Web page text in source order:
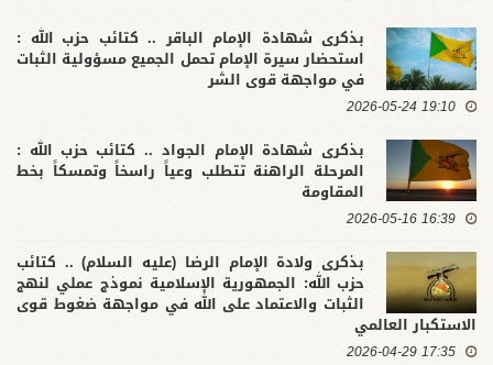
بذكرى شهادة الإمام الباقر .. كتائب حزب الله :
استحضار سيرة الإمام تحمل الجميع مسؤولية الثبات
في مواجهة قوى الشر
19:10 2026-05-24
بذكرى شهادة الإمام الجواد .. كتائب حزب الله :
المرحلة الراهنة تتطلب وعياً راسخاً وتمسكاً بخط
المقاومة
16:39 2026-05-16
بذكرى ولادة الإمام الرضا (عليه السلام) .. كتائب
حزب الله: الجمهورية الإسلامية نموذج عملي لنهج
الثبات والاعتماد على الله في مواجهة ضغوط قوى
الاستكبار العالمي
17:35 2026-04-29